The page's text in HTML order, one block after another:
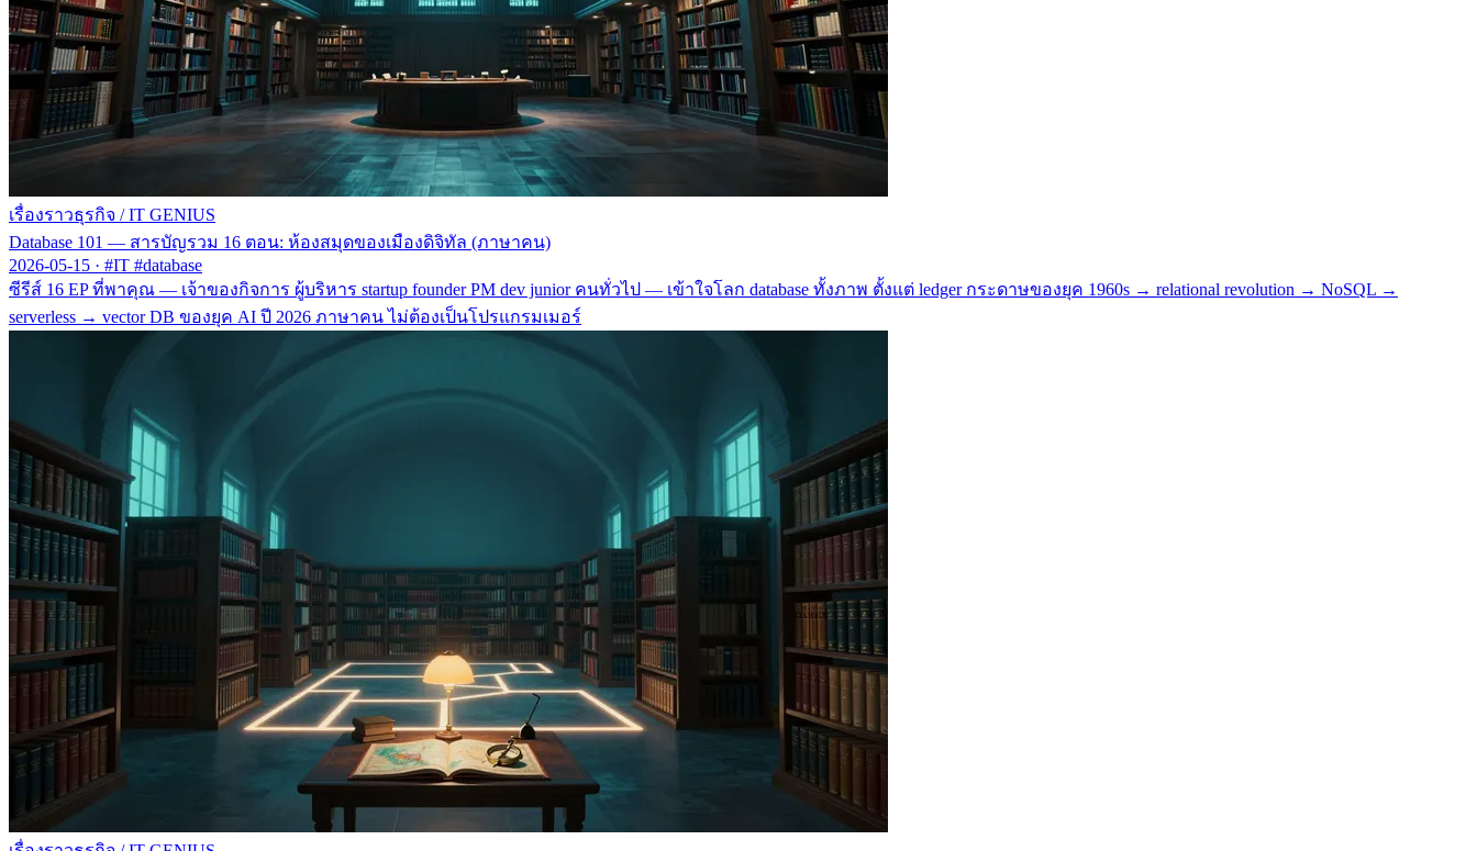
เรื่องราวธุรกิจ / IT GENIUS
Database 101 — สารบัญรวม 16 ตอน: ห้องสมุดของเมืองดิจิทัล (ภาษาคน)
2026-05-15 · #IT #database
ซีรีส์ 16 EP ที่พาคุณ — เจ้าของกิจการ ผู้บริหาร startup founder PM dev junior คนทั่วไป — เข้าใจโลก database ทั้งภาพ ตั้งแต่ ledger กระดาษของยุค 1960s → relational revolution → NoSQL →
serverless → vector DB ของยุค AI ปี 2026 ภาษาคน ไม่ต้องเป็นโปรแกรมเมอร์